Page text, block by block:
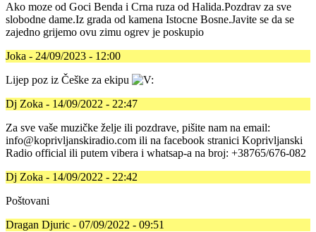
Ako moze od Goci Benda i Crna ruza od Halida.Pozdrav za sve
slobodne dame.Iz grada od kamena Istocne Bosne.Javite se da se
zajedno grijemo ovu zimu ogrev je poskupio
Joka - 24/09/2023 - 12:00
Lijep poz iz Češke za ekipu
Dj Zoka - 14/09/2022 - 22:47
Za sve vaše muzičke želje ili pozdrave, pišite nam na email:
info@koprivljanskiradio.com ili na facebook stranici Koprivljanski
Radio official ili putem vibera i whatsap-a na broj: +38765/676-082
Dj Zoka - 14/09/2022 - 22:42
Poštovani
Dragan Djuric - 07/09/2022 - 09:51